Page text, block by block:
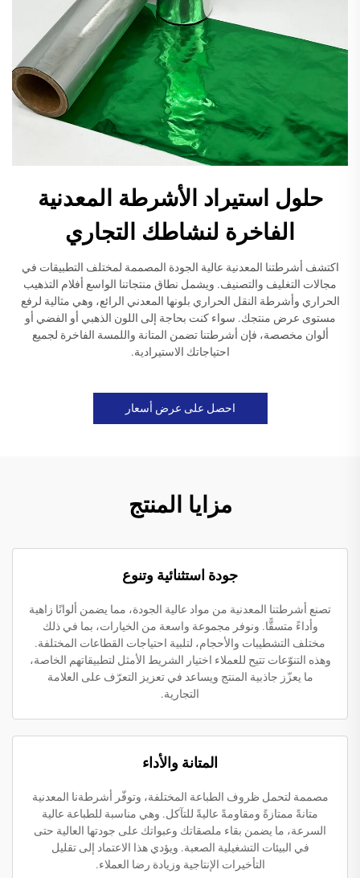
حلول استيراد الأشرطة المعدنية
الفاخرة لنشاطك التجاري
اكتشف أشرطتنا المعدنية عالية الجودة المصممة لمختلف التطبيقات في
مجالات التغليف والتصنيف. ويشمل نطاق منتجاتنا الواسع أفلام التذهيب
الحراري وأشرطة النقل الحراري بلونها المعدني الرائع، وهي مثالية لرفع
مستوى عرض منتجك. سواء كنت بحاجة إلى اللون الذهبي أو الفضي أو
ألوان مخصصة، فإن أشرطتنا تضمن المتانة واللمسة الفاخرة لجميع
احتياجاتك الاستيرادية.
احصل على عرض أسعار
مزايا المنتج
جودة استثنائية وتنوع
تصنع أشرطتنا المعدنية من مواد عالية الجودة، مما يضمن ألوانًا زاهية
وأداءً متسقًّا. ونوفر مجموعة واسعة من الخيارات، بما في ذلك
مختلف التشطيبات والأحجام، لتلبية احتياجات القطاعات المختلفة.
وهذه التنوّعات تتيح للعملاء اختيار الشريط الأمثل لتطبيقاتهم الخاصة،
ما يعزّز جاذبية المنتج ويساعد في تعزيز التعرّف على العلامة
التجارية.
المتانة والأداء
مصممة لتحمل ظروف الطباعة المختلفة، وتوفّر أشرطةنا المعدنية
متانةً ممتازةً ومقاومةً عاليةً للتآكل. وهي مناسبة للطباعة عالية
السرعة، ما يضمن بقاء ملصقاتك وعبواتك على جودتها العالية حتى
في البيئات التشغيلية الصعبة. ويؤدي هذا الاعتماد إلى تقليل
التأخيرات الإنتاجية وزيادة رضا العملاء.